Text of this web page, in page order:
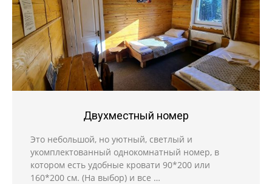
Двухместный номер
Это небольшой, но уютный, светлый и
укомплектованный однокомнатный номер, в
котором есть удобные кровати 90*200 или
160*200 см. (На выбор) и все …